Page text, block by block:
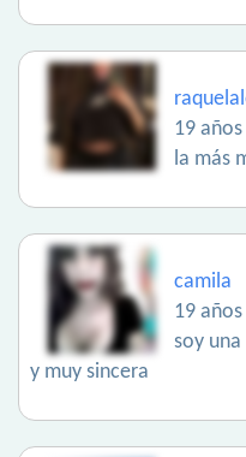
19
la más
camila
19
soy
y muy sincera